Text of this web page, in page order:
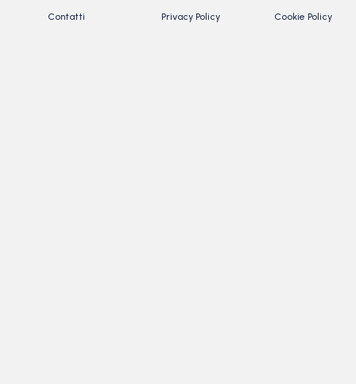
Contatti Privacy Policy Cookie Policy